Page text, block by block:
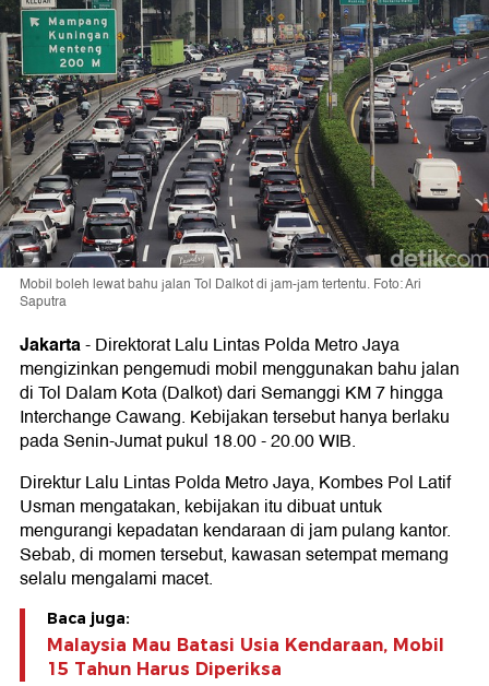
Mobil boleh lewat bahu jalan Tol Dalkot di jam-jam tertentu. Foto: Ari
Saputra
Jakarta-Direktorat Lalu Lintas Polda Metro Jaya
mengizinkan pengemudi mobil menggunakan bahu jalan
di Tol Dalam Kota (Dalkot) dari Semanggi KM 7 hingga
Interchange Cawang. Kebijakan tersebut hanya berlaku
pada Senin-Jumat pukul 18.00 - 20.00 WIB.
Direktur Lalu Lintas Polda Metro Jaya, Kombes Pol Latif
Usman mengatakan, kebijakan itu dibuat untuk
mengurangi kepadatan kendaraan di jam pulang kantor.
Sebab, di momen tersebut, kawasan setempat memang
selalu mengalami macet.
Baca juga:
Malaysia Mau Batasi Usia Kendaraan, Mobil
15 Tahun Harus Diperiksa